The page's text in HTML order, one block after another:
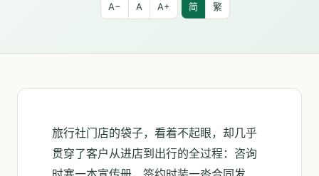
A− A A+ 简 繁
旅行社门店的袋子，看着不起眼，却几乎
贯穿了客户从进店到出行的全过程：咨询